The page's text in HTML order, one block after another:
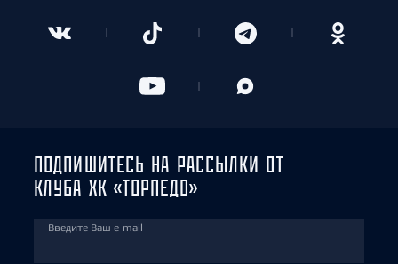
ПОДПИШИТЕСЬ НА РАССЫЛКИ ОТ
КЛУБА ХК «ТОРПЕДО»
Введите Ваш e-mail